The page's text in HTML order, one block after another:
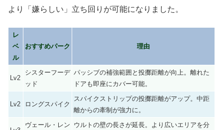
より「嫌らしい」立ち回りが可能になりました。
レ
ベ
ル
おすすめパーク 理由
Lv2
シスターフーデ
ッド
パッシブの補強範囲と投擲距離が向上。離れた
ドアも即座にカバー可能。
Lv2 ロングスパイク
スパイクストリップの投擲距離がアップ。中距
離からの牽制が強力に。
ヴェール・レン ウルトの壁の長さが延長。より広いエリアを分